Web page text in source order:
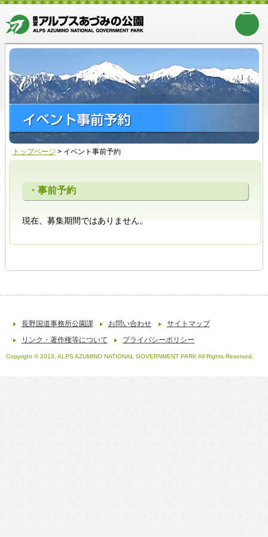
トップページ > イベント事前予約
・事前予約
現在、募集期間ではありません。
長野国道事務所公園課 お問い合わせ サイトマップ
リンク・著作権等について プライバシーポリシー
Copyright © 2013, ALPS AZUMINO NATIONAL GOVERNMENT PARK All Rights Reserved.